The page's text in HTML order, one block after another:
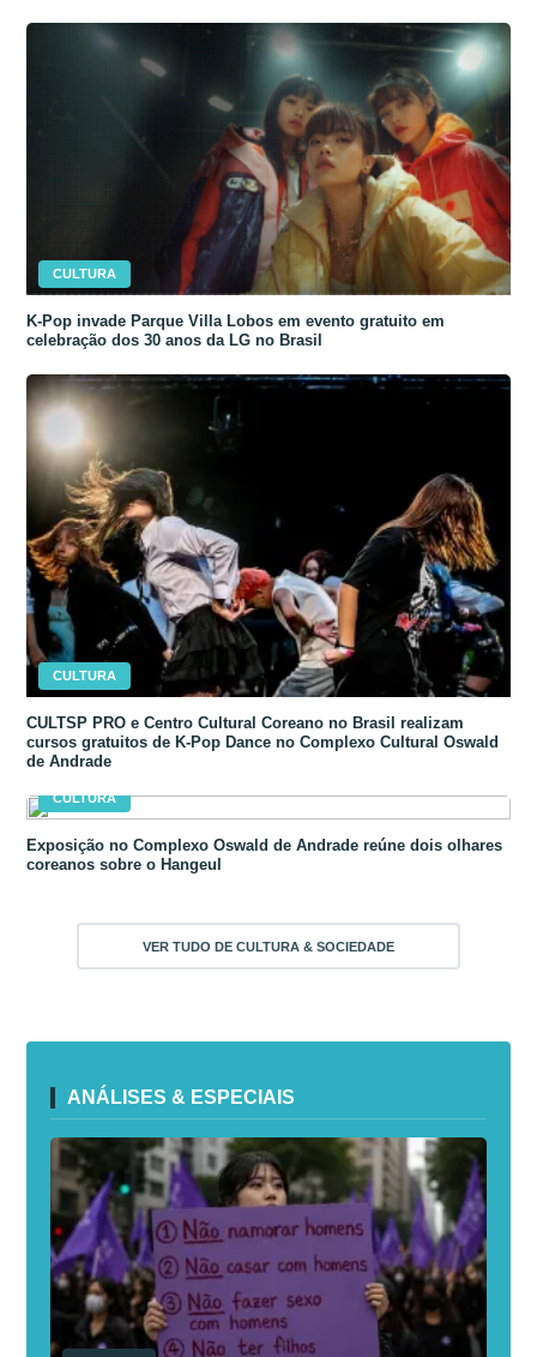
CULTURA
K-Pop invade Parque Villa Lobos em evento gratuito em
celebração dos 30 anos da LG no Brasil
CULTURA
CULTSP PRO e Centro Cultural Coreano no Brasil realizam
cursos gratuitos de K-Pop Dance no Complexo Cultural Oswald
de Andrade
CULTURA
Exposição no Complexo Oswald de Andrade reúne dois olhares
coreanos sobre o Hangeul
VER TUDO DE CULTURA & SOCIEDADE
ANÁLISES & ESPECIAIS